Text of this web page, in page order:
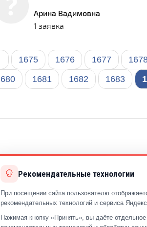
Арина Вадимовна
1 заявка
1675 1676 1677
1681 1682 1683
+7 (499)929-99-99
Рекомендательные технологии
При посещении сайта пользователю
рекомендательных технологий и сервиса
Нажимая кнопку «Принять», вы даёте